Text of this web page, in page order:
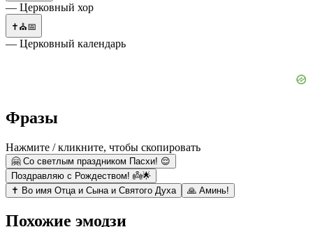
— Церковный хор
✝️⛪📅
— Церковный календарь
Фразы
Нажмите / кликните, чтобы скопировать
🤗 Со светлым праздником Пасхи! 😌
Поздравляю с Рождеством! 👼🌟
✝️ Во имя Отца и Сына и Святого Духа
🙏 Аминь!
Похожие эмодзи